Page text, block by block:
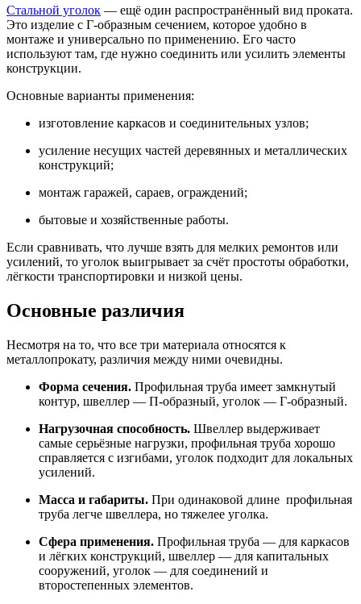
Стальной уголок — ещё один распространённый вид проката.
Это изделие с Г-образным сечением, которое удобно в
монтаже и универсально по применению. Его часто
используют там, где нужно соединить или усилить элементы
конструкции.
Основные варианты применения:
изготовление каркасов и соединительных узлов;
усиление несущих частей деревянных и металлических
конструкций;
монтаж гаражей, сараев, ограждений;
бытовые и хозяйственные работы.
Если сравнивать, что лучше взять для мелких ремонтов или
усилений, то уголок выигрывает за счёт простоты обработки,
лёгкости транспортировки и низкой цены.
Основные различия
Несмотря на то, что все три материала относятся к
металлопрокату, различия между ними очевидны.
Форма сечения. Профильная труба имеет замкнутый
контур, швеллер — П-образный, уголок — Г-образный.
Нагрузочная способность. Швеллер выдерживает
самые серьёзные нагрузки, профильная труба хорошо
справляется с изгибами, уголок подходит для локальных
усилений.
Масса и габариты. При одинаковой длине профильная
труба легче швеллера, но тяжелее уголка.
Сфера применения. Профильная труба — для каркасов
и лёгких конструкций, швеллер — для капитальных
сооружений, уголок — для соединений и
второстепенных элементов.